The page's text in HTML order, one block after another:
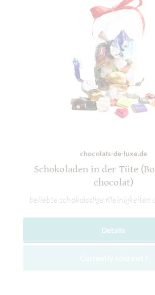
chocolats-de-luxe.de
Schokoladen in der Tüte
chocolat)
beliebte schokoladige Kleinigkeiten
Details